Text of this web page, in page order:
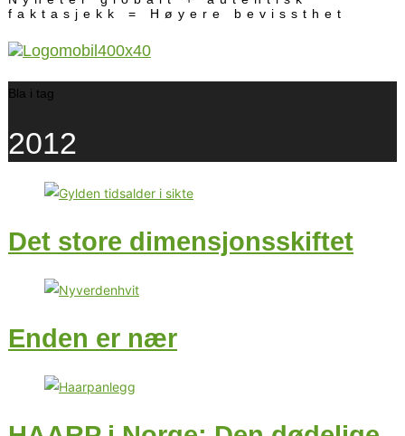
faktasjekk = Høyere bevissthet
Bla i tag
2012
Det store dimensjonsskiftet
Enden er nær